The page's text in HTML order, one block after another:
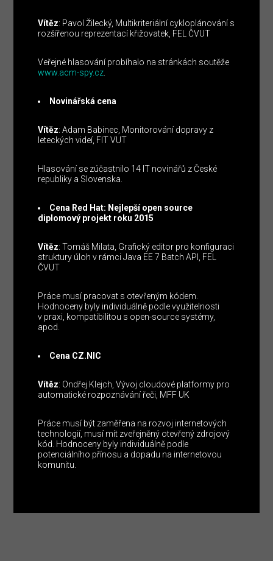
Vítěz: Pavol Žilecký, Multikriteriální cykloplánování s
rozšířenou reprezentací křižovatek, FEL ČVUT
Veřejné hlasování probíhalo na stránkách soutěže
www.acm-spy.cz
Novinářská cena
Vítěz: Adam Babinec, Monitorování dopravy z
leteckých videí, FIT VUT
Hlasování se zúčastnilo 14 IT novinářů z České
republiky a Slovenska.
Cena Red Hat: Nejlepší open source
diplomový projekt roku 2015
Vítěz: Tomáš Milata, Grafický editor pro konfiguraci
struktury úloh v rámci Java EE 7 Batch API, FEL
ČVUT
Práce musí pracovat s otevřeným kódem.
Hodnoceny byly individuálně podle využitelnosti
v praxi, kompatibilitou s open-source systémy,
apod.
Cena CZ.NIC
Vítěz: Ondřej Klejch, Vývoj cloudové platformy pro
automatické rozpoznávání řeči, MFF UK
Práce musí být zaměřena na rozvoj internetových
technologií, musí mít zveřejněný otevřený zdrojový
kód. Hodnoceny byly individuálně podle
potenciálního přínosu a dopadu na internetovou
komunitu.